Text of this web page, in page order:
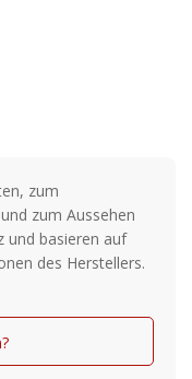
zum
zum Aussehen
und basieren auf
des Herstellers.